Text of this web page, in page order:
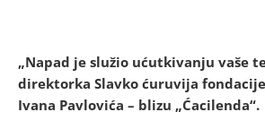
„Napad je služio ućutkivanju vaše
direktorka Slavko ćuruvija
Ivana Pavlovića – blizu „Ćacilenda“.